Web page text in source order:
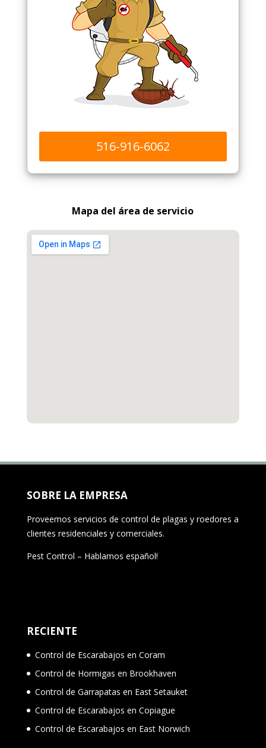
516-916-6062
Mapa del área de servicio
SOBRE LA EMPRESA
Proveemos servicios de control de plagas y roedores a
clientes residenciales y comerciales.
Pest Control – Hablamos español!
RECIENTE
Control de Escarabajos en Coram
Control de Hormigas en Brookhaven
Control de Garrapatas en East Setauket
Control de Escarabajos en Copiague
Control de Escarabajos en East Norwich